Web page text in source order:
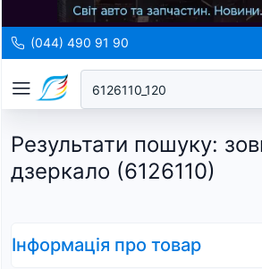
(044) 490 91 90
Результати пошуку:
дзеркало (6126110)
Інформація про товар